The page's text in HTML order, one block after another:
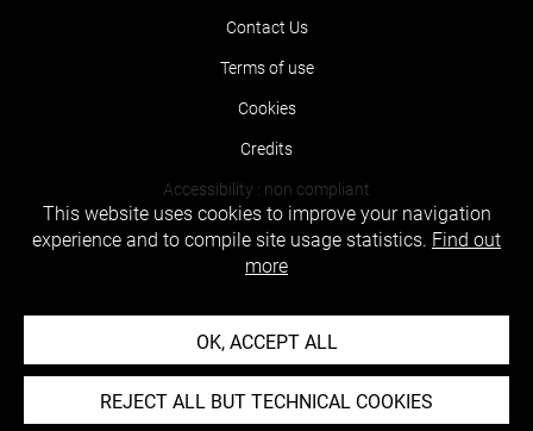
Contact Us
Terms of use
Cookies
Credits
Accessibility : non compliant
This website uses cookies to improve your navigation
experience and to compile site usage statistics. Find out
more
OK, ACCEPT ALL
REJECT ALL BUT TECHNICAL COOKIES